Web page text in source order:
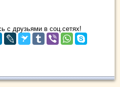
с друзьями в соц.сетях!